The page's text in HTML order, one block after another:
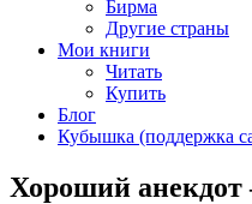
Бирма
Другие страны
Мои книги
Читать
Купить
Блог
Кубышка (поддержка
Хороший